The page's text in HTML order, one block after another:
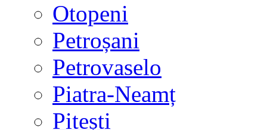
Otopeni
Petroșani
Petrovaselo
Piatra-Neamț
Pitești